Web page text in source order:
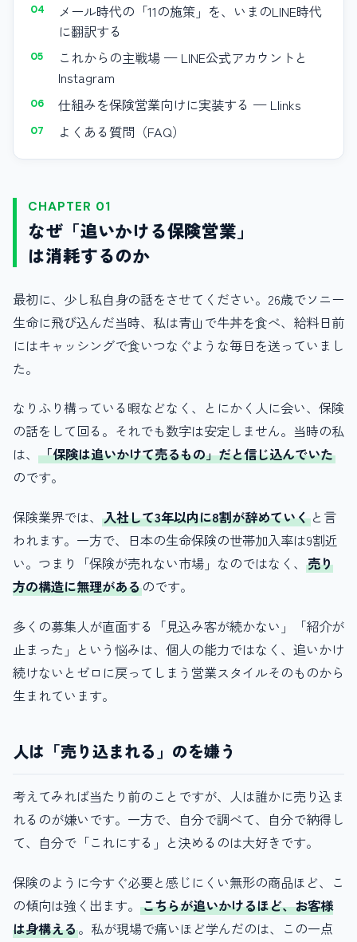
メール時代の「11の施策」を、いまのLINE時代
に翻訳する
これからの主戦場 — LINE公式アカウントと
Instagram
仕組みを保険営業向けに実装する — Llinks
よくある質問（FAQ）
CHAPTER 01
なぜ「追いかける保険営業」
は消耗するのか
最初に、少し私自身の話をさせてください。26歳でソニー
生命に飛び込んだ当時、私は青山で牛丼を食べ、給料日前
にはキャッシングで食いつなぐような毎日を送っていまし
た。
なりふり構っている暇などなく、とにかく人に会い、保険
の話をして回る。それでも数字は安定しません。当時の私
は、 「保険は追いかけて売るもの」だと信じ込んでいた
のです。
保険業界では、 入社して3年以内に8割が辞めていくと言
われます。一方で、日本の生命保険の世帯加入率は9割近
い。つまり「保険が売れない市場」なのではなく、 売り
方の構造に無理があるのです。
多くの募集人が直面する「見込み客が続かない」「紹介が
止まった」という悩みは、個人の能力ではなく、追いかけ
続けないとゼロに戻ってしまう営業スタイルそのものから
生まれています。
人は「売り込まれる」のを嫌う
考えてみれば当たり前のことですが、人は誰かに売り込ま
れるのが嫌いです。一方で、自分で調べて、自分で納得し
て、自分で「これにする」と決めるのは大好きです。
保険のように今すぐ必要と感じにくい無形の商品ほど、こ
の傾向は強く出ます。 こちらが追いかけるほど、お客様
は身構える。私が現場で痛いほど学んだのは、この一点